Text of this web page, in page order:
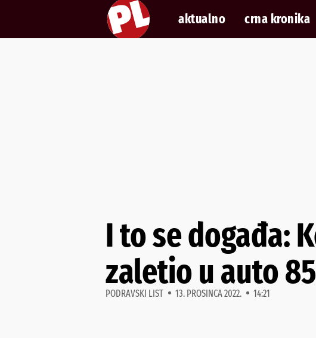
aktualno crna kronika
I to se događa:
zaletio u auto
PODRAVSKI LIST 13. PROSINCA 2022. 14:21